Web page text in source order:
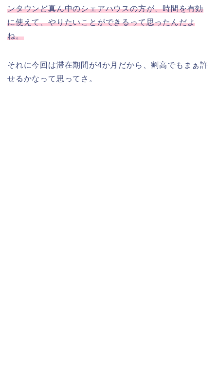
ンタウンど真ん中のシェアハウスの方が、時間を有効
に使えて、やりたいことができるって思ったんだよ
ね。
それに今回は滞在期間が4か月だから、割高でもまぁ許
せるかなって思ってさ。